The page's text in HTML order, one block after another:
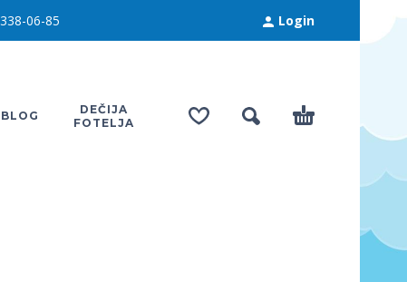
06-85 Login
BLOG
DEČIJA
FOTELJA